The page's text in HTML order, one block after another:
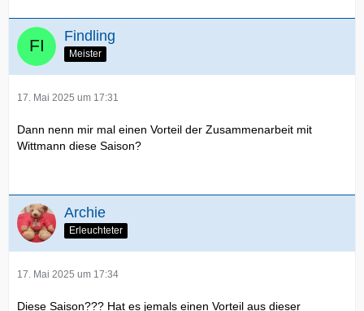
Findling
Meister
17. Mai 2025 um 17:31
Dann nenn mir mal einen Vorteil der Zusammenarbeit mit
Wittmann diese Saison?
Archie
Erleuchteter
17. Mai 2025 um 17:34
Diese Saison??? Hat es jemals einen Vorteil aus dieser